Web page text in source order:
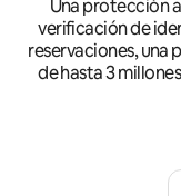
Una protección
verificación de
reservaciones, una
de hasta 3